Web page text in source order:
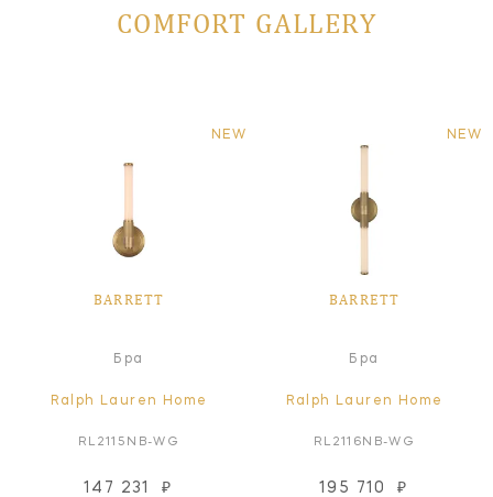
COMFORT GALLERY
NEW
BARRETT
Бра
Ralph Lauren Home
RL2115NB-WG
147 231 ₽
NEW
BARRETT
Бра
Ralph Lauren Home
RL2116NB-WG
195 710 ₽